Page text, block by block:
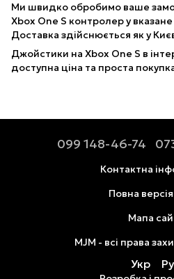
Ми швидко обробимо ваше
Xbox One S контролер у
Доставка здійснюється як у
Джойстики на Xbox One S в
доступна ціна та проста
099 148-46-74
Контактна
Повна
Мапа
MJM - всі права
Укр